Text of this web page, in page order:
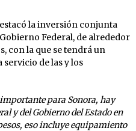
la inversión conjunta
Federal, de alrededor
con la que se tendrá un
de las y los
para Sonora, hay
y del Gobierno del Estado en
eso incluye equipamiento